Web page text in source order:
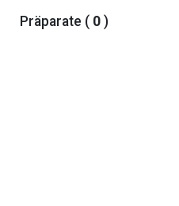
Präparate ( 0 )
Seite. Für die Inhalte der